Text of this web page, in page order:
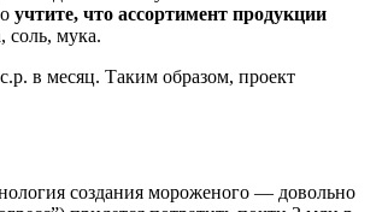
учтите, что ассортимент продукции
соль, мука.
в месяц. Таким образом, проект
создания мороженого — довольно